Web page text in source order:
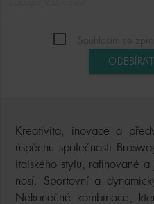
Kreativita, inovace a
úspěchu společnosti
italského stylu, rafinované
nosí. Sportovní a
Nekonečné kombinace,